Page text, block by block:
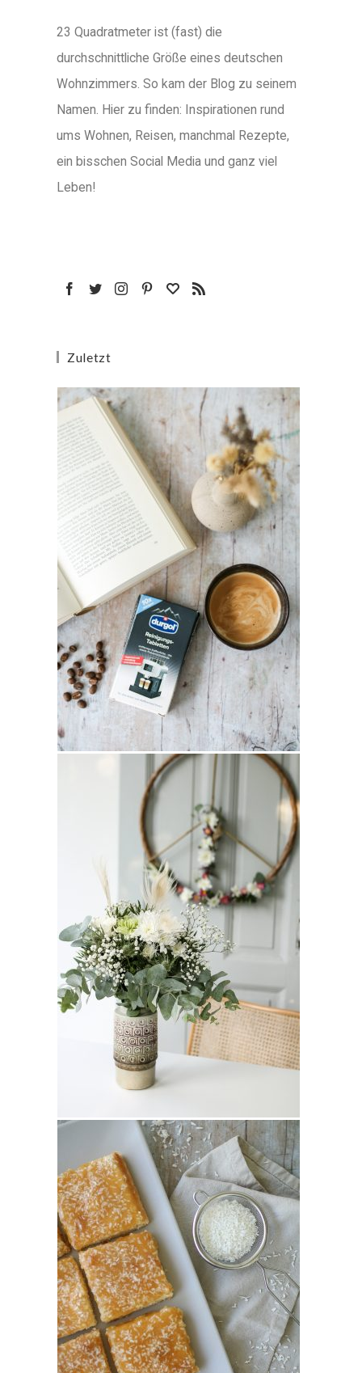
23 Quadratmeter ist (fast) die
durchschnittliche Größe eines deutschen
Wohnzimmers. So kam der Blog zu seinem
Namen. Hier zu finden: Inspirationen rund
ums Wohnen, Reisen, manchmal Rezepte,
ein bisschen Social Media und ganz viel
Leben!
Zuletzt